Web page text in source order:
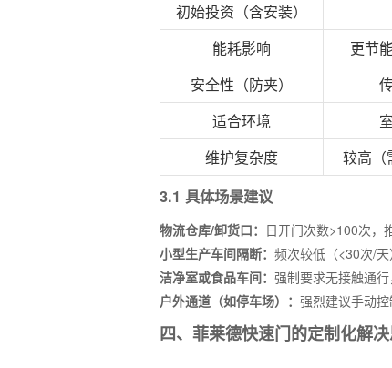
初始投资（含安装）
能耗影响
更节
安全性（防夹）
适合环境
维护复杂度
较高（
3.1 具体场景建议
物流仓库/卸货口： 日开门次数>100次，
小型生产车间隔断： 频次较低（<30次/
洁净室或食品车间： 强制要求无接触通
户外通道（如停车场）： 强烈建议手动
四、菲莱德快速门的定制化解